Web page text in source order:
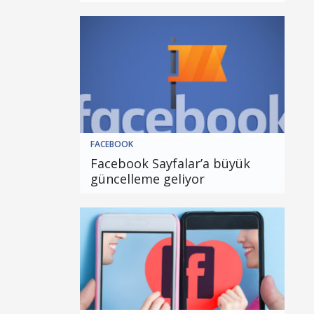
FACEBOOK
Facebook Sayfalar’a büyük
güncelleme geliyor